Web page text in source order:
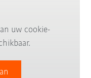
uw cookie-